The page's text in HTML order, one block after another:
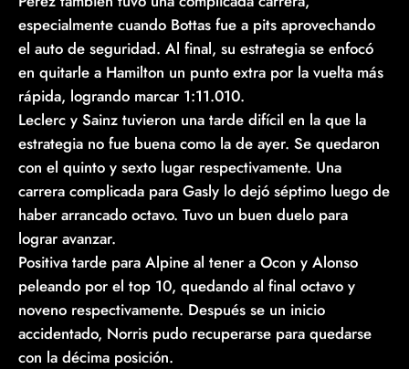
especialmente cuando Bottas fue a pits aprovechando
el auto de seguridad. Al final, su estrategia se enfocó
en quitarle a Hamilton un punto extra por la vuelta más
rápida, logrando marcar 1:11.010.
Leclerc y Sainz tuvieron una tarde difícil en la que la
estrategia no fue buena como la de ayer. Se quedaron
con el quinto y sexto lugar respectivamente. Una
carrera complicada para Gasly lo dejó séptimo luego de
haber arrancado octavo. Tuvo un buen duelo para
lograr avanzar.
Positiva tarde para Alpine al tener a Ocon y Alonso
peleando por el top 10, quedando al final octavo y
noveno respectivamente. Después se un inicio
accidentado, Norris pudo recuperarse para quedarse
con la décima posición.